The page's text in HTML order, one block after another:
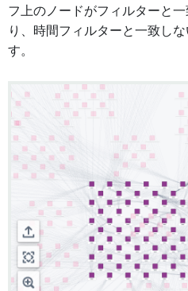
フ上のノードがフィルターと
り、時間フィルターと一致し
す。